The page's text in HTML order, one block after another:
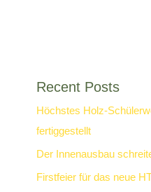
Recent Posts
Höchstes Holz-
fertiggestellt
Der Innenausbau
Firstfeier für das neue